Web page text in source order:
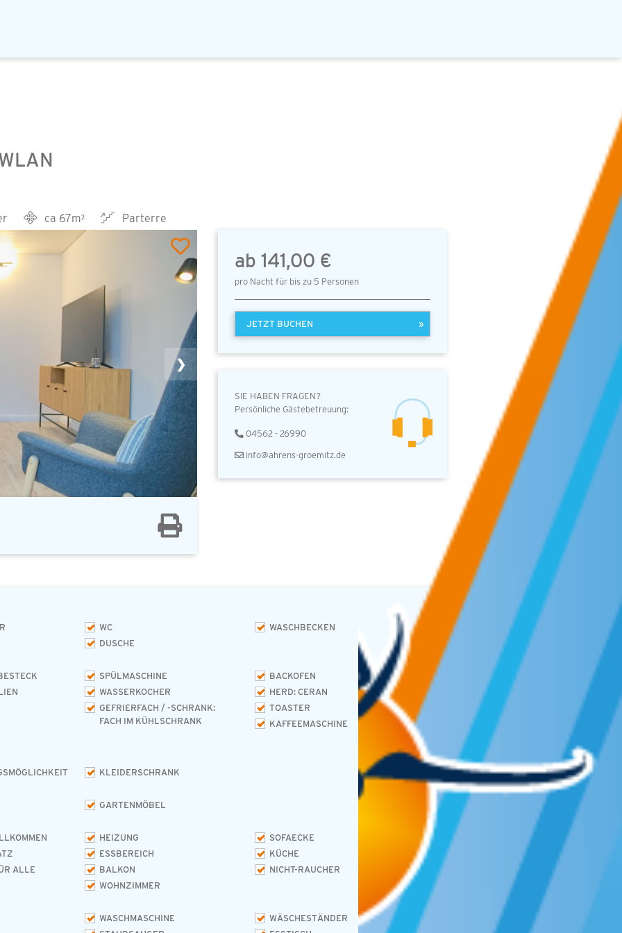
ca 67m² Parterre
❯
ab 141,00 €
pro Nacht für bis zu 5 Personen
JETZT BUCHEN »
SIE HABEN FRAGEN?
Persönliche Gästebetreuung:
04562 - 26990
info@ahrens-groemitz.de
WC
WASCHBECKEN
DUSCHE
SPÜLMASCHINE
BACKOFEN
WASSERKOCHER
HERD: CERAN
GEFRIERFACH / -SCHRANK:
FACH IM KÜHLSCHRANK
TOASTER
KAFFEEMASCHINE
KLEIDERSCHRANK
GARTENMÖBEL
HEIZUNG
SOFAECKE
ESSBEREICH
KÜCHE
ALLE
BALKON
NICHT-RAUCHER
WOHNZIMMER
WASCHMASCHINE
WÄSCHESTÄNDER